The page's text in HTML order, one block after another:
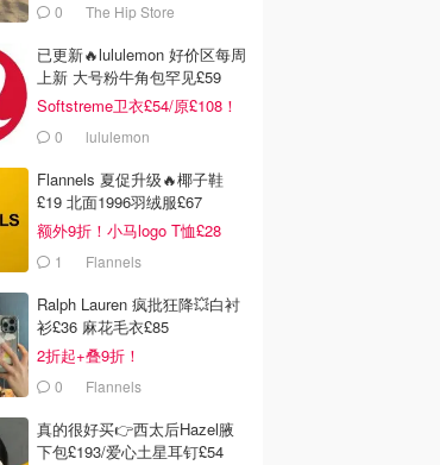
Montparnasse Alesia酒
店
0 The Hip Store
已更新🔥lululemon 好价区每周
上新 大号粉牛角包罕见£59
Softstreme卫衣£54/原£108！
0 lululemon
Flannels 夏促升级🔥椰子鞋
£19 北面1996羽绒服£67
额外9折！小马logo T恤£28
1 Flannels
Ralph Lauren 疯批狂降💥白衬
衫£36 麻花毛衣£85
2折起+叠9折！
0 Flannels
真的很好买👉西太后Hazel腋
下包£193/爱心土星耳钉£54